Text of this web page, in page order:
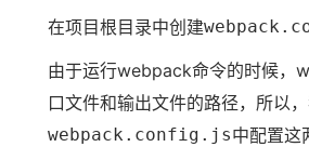
在项目根目录中创建
由于运行webpack命令的时候，
口文件和输出文件的路径，所以
webpack.config.js中配置这